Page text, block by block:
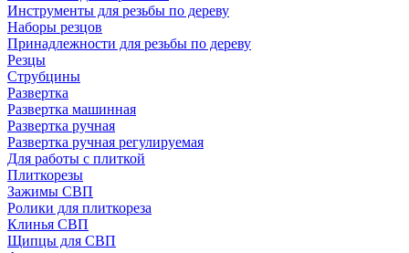
Инструменты для резьбы по дереву
Наборы резцов
Принадлежности для резьбы по дереву
Резцы
Струбцины
Развертка
Развертка машинная
Развертка ручная
Развертка ручная регулируемая
Для работы с плиткой
Плиткорезы
Зажимы СВП
Ролики для плиткореза
Клинья СВП
Щипцы для СВП